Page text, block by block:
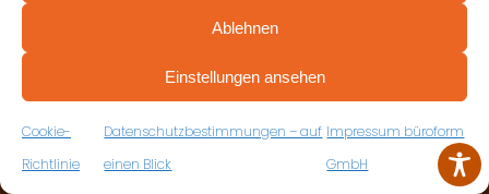
Ablehnen
Einstellungen ansehen
Cookie-
Richtlinie
Datenschutzbestimmungen – auf
einen Blick
Impressum büroform
GmbH
VEREINBAREN SIE JETZT IHRE
KOSTENFREIE ERSTBERATUNG
ZUM RÜCKRUFFORMULAR